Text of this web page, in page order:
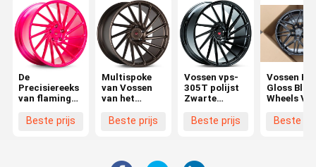
De
Precisiereeks
van flamingo
Beste prijs
Multispoke
van Vossen
van het
Beste prijs
Vossen vps-
305T polijst
Zwarte
Beste prijs
Vossen
Gloss
Wheels
C6 C7 C8
Beste